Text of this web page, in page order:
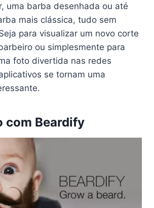
uma barba desenhada ou até
mais clássica, tudo sem
para visualizar um novo corte
ou simplesmente para
foto divertida nas redes
se tornam uma
com Beardify